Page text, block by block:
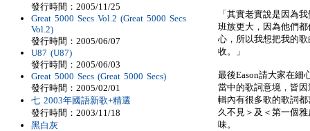
「其實老實說是因為
班族更大，因為他們
心，所以我想把我的
收。」
最後Eason請大家在細
當中的歌詞意境，皆
輯內有很多歌的歌詞
久不見＞及＜第一個
味。
發行時間：2005/11/25
Great 5000 Secs Vol.2 (Great 5000 Secs
Vol.2)
發行時間：2005/06/07
U87 (U87)
發行時間：2005/06/03
Great 5000 Secs (Great 5000 Secs)
發行時間：2005/02/01
七 2003年國語新歌+精選
發行時間：2003/11/18
黑白灰